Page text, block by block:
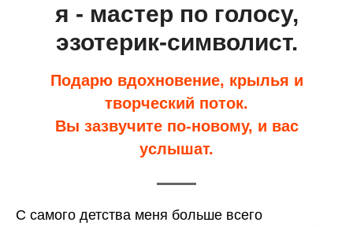
я - мастер по голосу,
эзотерик-символист.
Подарю вдохновение, крылья и
творческий поток.
Вы зазвучите по-новому, и вас
услышат.
С самого детства меня больше всего